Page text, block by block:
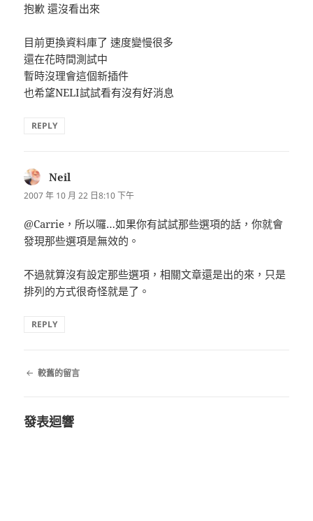
抱歉 還沒看出來
目前更換資料庫了 速度變慢很多
還在花時間測試中
暫時沒理會這個新插件
也希望NELI試試看有沒有好消息
REPLY
Neil
示:
2007 年 10 月 22 日8:10 下午
@Carrie，所以囉…如果你有試試那些選項的話，你就會
發現那些選項是無效的。
不過就算沒有設定那些選項，相關文章還是出的來，只是
排列的方式很奇怪就是了。
REPLY
留 較舊的留言
發表迴響